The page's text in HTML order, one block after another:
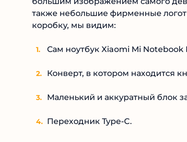
также небольшие фирменные
коробку, мы видим:
Сам ноутбук Xiaomi Mi Notebook
Конверт, в котором находится
Маленький и аккуратный блок
Переходник Type-C.